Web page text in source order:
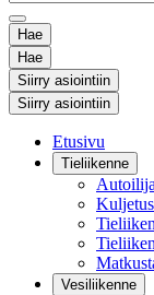
Hae
Hae
Siirry asiointiin
Siirry asiointiin
Etusivu
Tieliikenne
Vesiliikenne